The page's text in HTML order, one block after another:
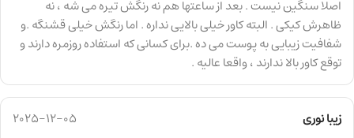
اصلا سنگین نیست . بعد از ساعتها هم نه رنگش تیره می شه ، نه
ظاهرش کیکی . البته کاور خیلی بالایی نداره . اما رنگش خیلی قشنگه .و
شفافیت زیبایی به پوست می ده .برای کسانی که استفاده روزمره دارند و
توقع کاور بالا ندارند ، واقعا عالیه .
زیبا نوری 2025-12-05